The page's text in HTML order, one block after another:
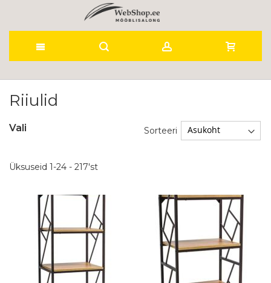
to
Riiulid
Üksuseid 1-24 - 217'st
Sorteeri
Vali